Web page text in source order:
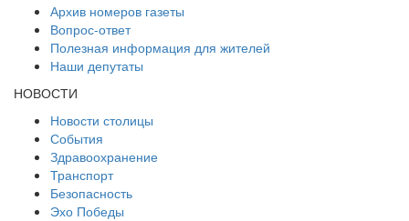
Архив номеров газеты
Вопрос-ответ
Полезная информация для жителей
Наши депутаты
НОВОСТИ
Новости столицы
События
Здравоохранение
Транспорт
Безопасность
Эхо Победы